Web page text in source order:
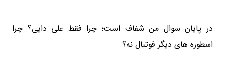
در پایان سوال من شفاف است؛ چرا فقط علی دایی؟ چرا
اسطوره های دیگر فوتبال نه؟